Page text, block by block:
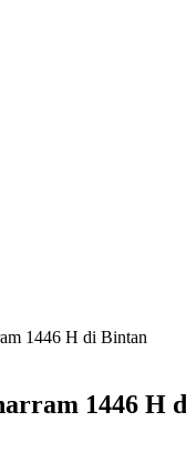
1446 H di Bintan
1446 H